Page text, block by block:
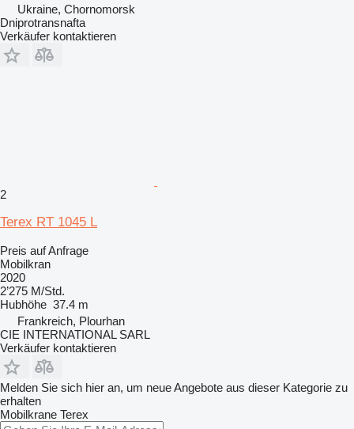
Ukraine, Chornomorsk
Dniprotransnafta
Verkäufer kontaktieren
2
Terex RT 1045 L
Preis auf Anfrage
Mobilkran
2020
2’275 M/Std.
Hubhöhe 37.4 m
Frankreich, Plourhan
CIE INTERNATIONAL SARL
Verkäufer kontaktieren
Melden Sie sich hier an, um neue Angebote aus dieser Kategorie zu
erhalten
Mobilkrane Terex